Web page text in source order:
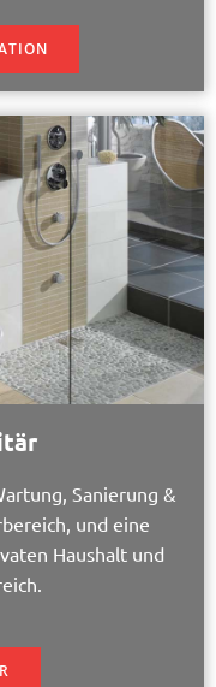
Sanierung &
und eine
Haushalt und